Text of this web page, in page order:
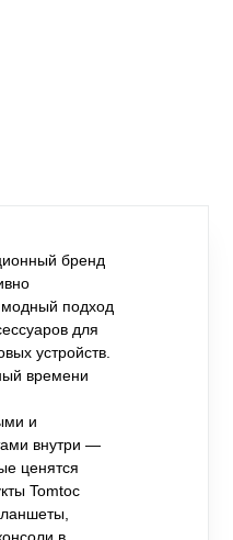
бренд
подход
для
устройств.
времени
и
внутри —
ценятся
Tomtoc